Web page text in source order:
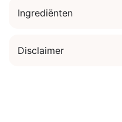
Ingrediënten
Disclaimer